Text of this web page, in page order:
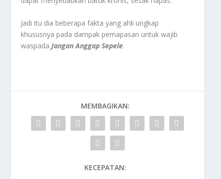
Jadi itu dia beberapa fakta yang ahli ungkap
khususnya pada dampak pernapasan untuk wajib
waspada Jangan Anggap Sepele.
MEMBAGIKAN:
KECEPATAN: